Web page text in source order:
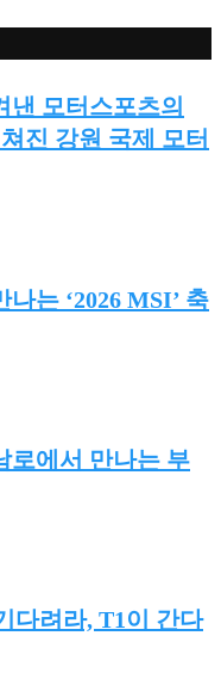
모터스포츠의
진 강원 국제 모터
는 ‘2026 MSI’ 축
로에서 만나는 부
다려라, T1이 간다